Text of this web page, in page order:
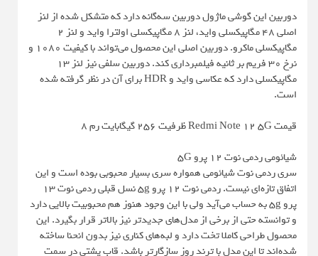
دوربین این گوشی ماژول دوربین سه‌گانه دارد که متشکل شده از لنز
اصلی 48 مگاپیکسلی واید، لنز 8 مگاپیکسلی اولترا واید و لنز 2
مگاپیکسلی ماکرو. دوربین اصلی این محصول می‌تواند با کیفیت 1080 و
نرخ 30 فریم بر ثانیه فیلمبرداری کند. دوربین سلفی نیز لنز 13
مگاپیکسلی دارد که عکاسی واید و HDR برای آن در نظر گرفته شده
است.
قیمت Redmi Note 12 5G ظرفیت 256 گیگابایت رم 8
شیائومی ردمی نوت 12 پرو 5G
سری ردمی نوت شیائومی همواره سری بسیار محبوبی بوده است و این
اتفاق تازه‌ای نیست. ردمی نوت 12 پرو 5g نسل قبلی ردمی نوت 13
پرو 5g به حساب می‌آید ولی با این وجود هنوز هم محبوبیت بالایی دارد
و توانسته حتی از برخی از مدل‌های جدیدتر نیز بالاتر قرار بگیرد. این
محصول طراحی کاملا تخت دارد و لبه‌های کناری نیز بدون انحنا ساخته
شده‌اند تا این مدل با ترند روز سازگارتر باشد. قاب پشتی در سمت